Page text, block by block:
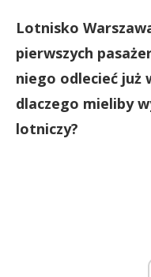
Lotnisko
pierwszych
niego odlecieć już
dlaczego mieliby
lotniczy?